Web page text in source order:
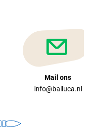
Mail ons
info@balluca.nl